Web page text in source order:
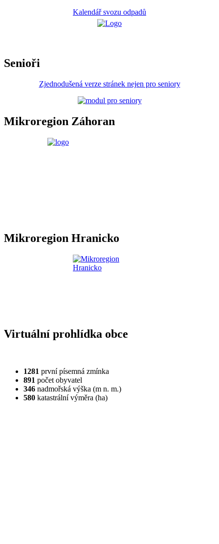
Kalendář svozu odpadů
Senioři
Zjednodušená verze stránek nejen pro seniory
Mikroregion Záhoran
Mikroregion Hranicko
Virtuální prohlídka obce
1281 první písemná zmínka
891 počet obyvatel
346 nadmořská výška (m n. m.)
580 katastrální výměra (ha)